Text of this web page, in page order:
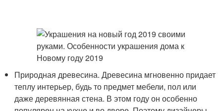
Природная древесина. Древесина мгновенно придает
теплу интерьер, будь то предмет мебели, пол или
даже деревянная стена. В этом году он особенно